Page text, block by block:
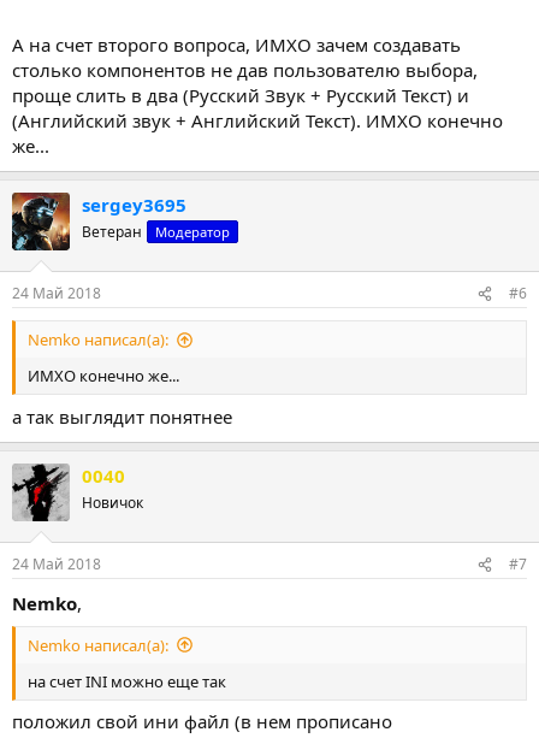
А на счет второго вопроса, ИМХО зачем создавать
столько компонентов не дав пользователю выбора,
проще слить в два (Русский Звук + Русский Текст) и
(Английский звук + Английский Текст). ИМХО конечно
же...
sergey3695
Ветеран Модератор
24 Май 2018 #6
Nemko написал(а):
ИМХО конечно же...
а так выглядит понятнее
0040
Новичок
24 Май 2018 #7
Nemko,
Nemko написал(а):
на счет INI можно еще так
положил свой ини файл (в нем прописано